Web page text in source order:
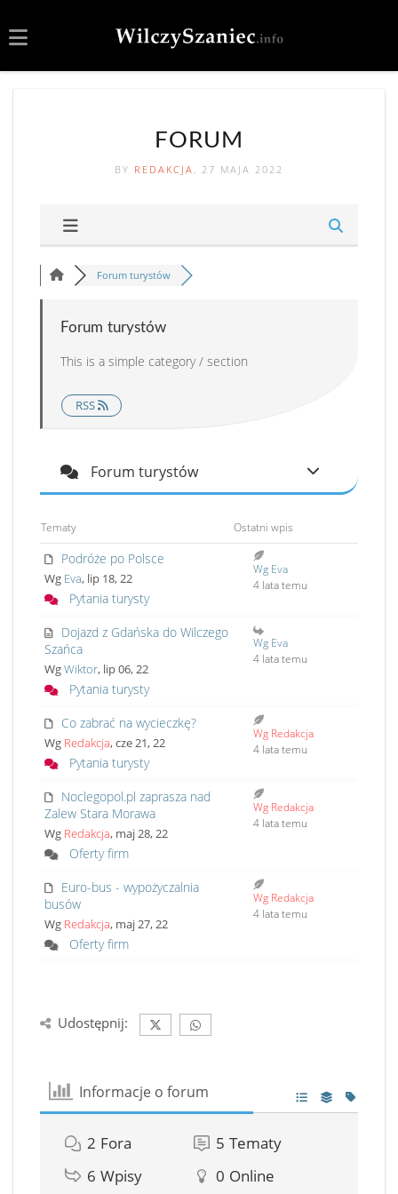
FORUM
BY REDAKCJA , 27 MAJA 2022
Forum turystów
Forum turystów
This is a simple category / section
RSS
Forum turystów
Tematy Ostatni wpis
Podróże po Polsce
Wg Eva, lip 18, 22
Pytania turysty
Wg Eva
4 lata temu
Dojazd z Gdańska do Wilczego
Szańca
WgWiktor, lip 06, 22
Pytania turysty
Wg Eva
4 lata temu
Co zabrać na wycieczkę?
Wg Redakcja, cze 21, 22
Pytania turysty
Wg Redakcja
4 lata temu
Noclegopol.pl zaprasza nad
Zalew Stara Morawa
Wg Redakcja, maj 28, 22
Oferty firm
Wg Redakcja
4 lata temu
Euro-bus - wypożyczalnia
busów
Wg Redakcja, maj 27, 22
Oferty firm
Wg Redakcja
4 lata temu
Udostępnij:
Informacje o forum
2 Fora 5 Tematy
6 Wpisy 0 Online